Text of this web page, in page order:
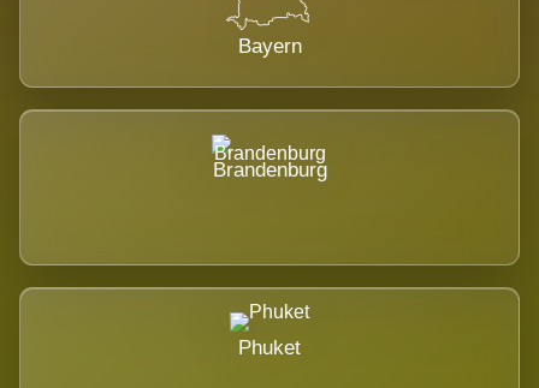
Bayern
Brandenburg
Phuket